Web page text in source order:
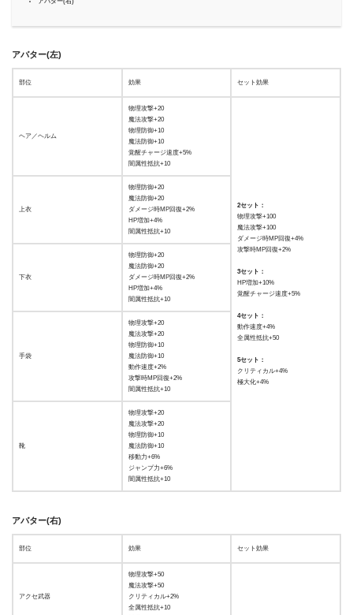
アバター(左)
部位 効果 セット効果
ヘア／ヘルム
物理攻撃+20
魔法攻撃+20
物理防御+10
魔法防御+10
覚醒チャージ速度+5%
闇属性抵抗+10
2セット：
物理攻撃+100
魔法攻撃+100
ダメージ時MP回復+4%
攻撃時MP回復+2%
3セット：
HP増加+10%
覚醒チャージ速度+5%
4セット：
動作速度+4%
全属性抵抗+50
5セット：
クリティカル+4%
極大化+4%
上衣
物理防御+20
魔法防御+20
ダメージ時MP回復+2%
HP増加+4%
闇属性抵抗+10
下衣
物理防御+20
魔法防御+20
ダメージ時MP回復+2%
HP増加+4%
闇属性抵抗+10
手袋
物理攻撃+20
魔法攻撃+20
物理防御+10
魔法防御+10
動作速度+2%
攻撃時MP回復+2%
闇属性抵抗+10
靴
物理攻撃+20
魔法攻撃+20
物理防御+10
魔法防御+10
移動力+6%
ジャンプ力+6%
闇属性抵抗+10
アバター(右)
部位 効果 セット効果
アクセ武器
物理攻撃+50
魔法攻撃+50
クリティカル+2%
全属性抵抗+10